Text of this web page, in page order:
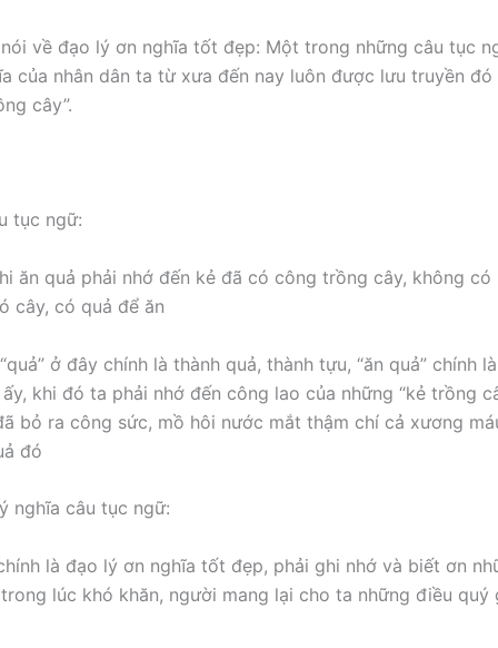
nói về đạo lý ơn nghĩa tốt đẹp: Một trong những câu tục
của nhân dân ta từ xưa đến nay luôn được lưu truyền đó
cây”.
tục ngữ:
ăn quả phải nhớ đến kẻ đã có công trồng cây, không
cây, có quả để ăn
ở đây chính là thành quả, thành tựu, “ăn quả” chính
khi đó ta phải nhớ đến công lao của những “kẻ trồng
bỏ ra công sức, mồ hôi nước mắt thậm chí cả xương
đó
nghĩa câu tục ngữ:
là đạo lý ơn nghĩa tốt đẹp, phải ghi nhớ và biết ơn
lúc khó khăn, người mang lại cho ta những điều quý